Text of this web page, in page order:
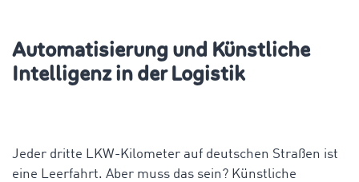
Automatisierung und Künstliche
Intelligenz in der Logistik
Jeder dritte LKW-Kilometer auf deutschen Straßen ist
eine Leerfahrt. Aber muss das sein? Künstliche